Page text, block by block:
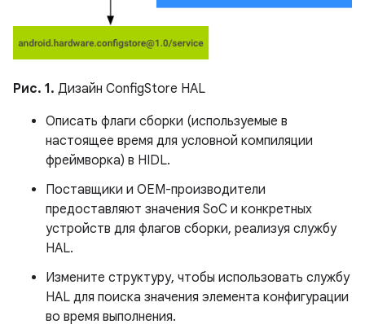
Рис. 1. Дизайн ConfigStore HAL
Описать флаги сборки (используемые в
настоящее время для условной компиляции
фреймворка) в HIDL.
Поставщики и OEM-производители
предоставляют значения SoC и конкретных
устройств для флагов сборки, реализуя службу
HAL.
Измените структуру, чтобы использовать службу
HAL для поиска значения элемента конфигурации
во время выполнения.